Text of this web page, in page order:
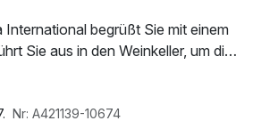
International begrüßt Sie mit einem
Sie aus in den Weinkeller, um die
zu verkosten.
Nr: A421139-10674